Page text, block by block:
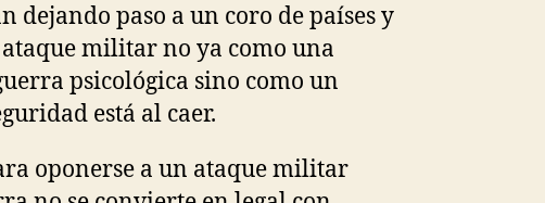
dejando paso a un coro de países y
militar no ya como una
psicológica sino como un
está al caer.
oponerse a un ataque militar